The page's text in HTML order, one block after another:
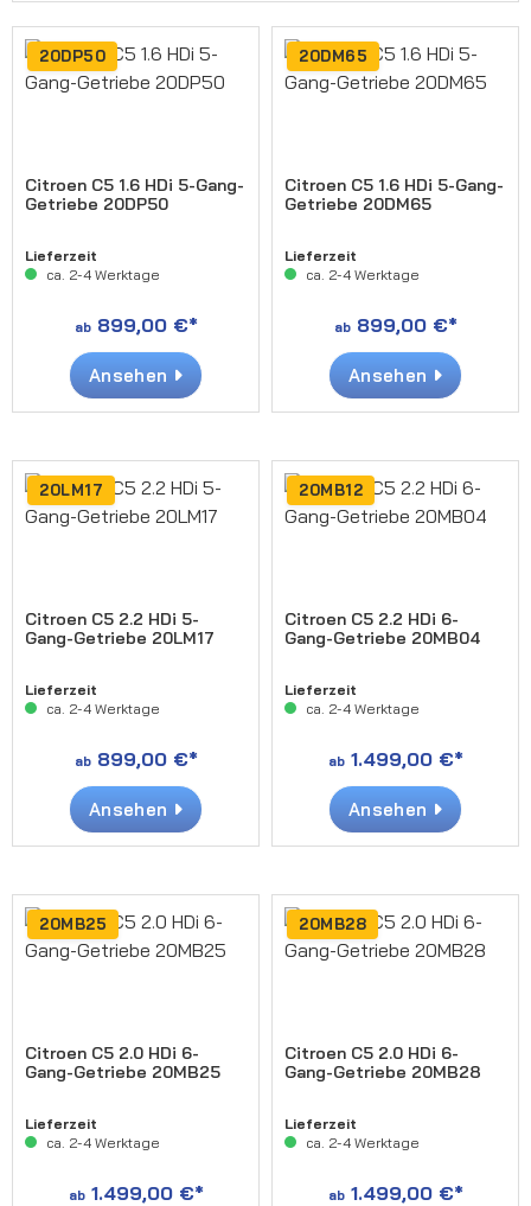
20DP50
Citroen C5 1.6 HDi 5-Gang-
Getriebe 20DP50
Lieferzeit
ca. 2-4 Werktage
ab899,00 €*
Ansehen
20DM65
Citroen C5 1.6 HDi 5-Gang-
Getriebe 20DM65
Lieferzeit
ca. 2-4 Werktage
ab899,00 €*
Ansehen
20LM17
Citroen C5 2.2 HDi 5-
Gang-Getriebe 20LM17
Lieferzeit
ca. 2-4 Werktage
ab899,00 €*
Ansehen
20MB12
Citroen C5 2.2 HDi 6-
Gang-Getriebe 20MB04
Lieferzeit
ca. 2-4 Werktage
ab1.499,00 €*
Ansehen
20MB25
Citroen C5 2.0 HDi 6-
Gang-Getriebe 20MB25
Lieferzeit
ca. 2-4 Werktage
ab1.499,00 €*
20MB28
Citroen C5 2.0 HDi 6-
Gang-Getriebe 20MB28
Lieferzeit
ca. 2-4 Werktage
ab1.499,00 €*